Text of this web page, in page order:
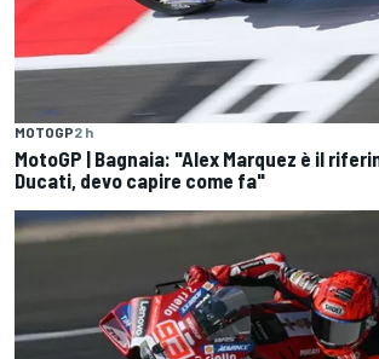
MOTOGP2 h
MotoGP | Bagnaia: "Alex Marquez è il
Ducati, devo capire come fa"